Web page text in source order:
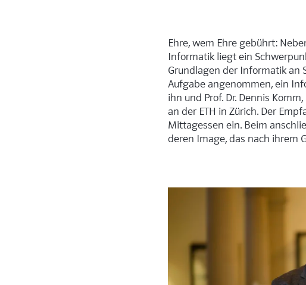
Ehre, wem Ehre gebührt:
Informatik liegt ein
Grundlagen der Informatik an
Aufgabe angenommen, ein
ihn und Prof. Dr. Dennis
an der ETH in Zürich. Der
Mittagessen ein. Beim
deren Image, das nach ihrem